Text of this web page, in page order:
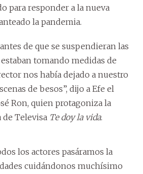
para responder a la nueva
la pandemia.
de que se suspendieran las
tomando medidas de
nos había dejado a nuestro
de besos”, dijo a Efe el
Ron, quien protagoniza la
Televisa Te doy la vida.
los actores pasáramos la
cuidándonos muchísimo